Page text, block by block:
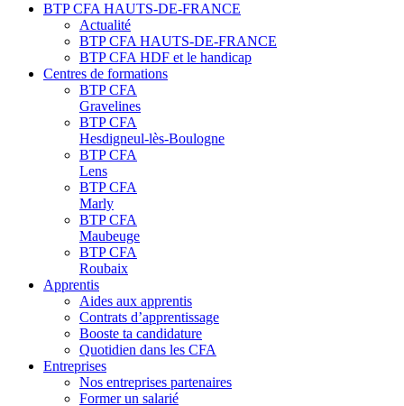
BTP CFA HAUTS-DE-FRANCE
Actualité
BTP CFA HAUTS-DE-FRANCE
BTP CFA HDF et le handicap
Centres de formations
BTP CFA
Gravelines
BTP CFA
Hesdigneul-lès-Boulogne
BTP CFA
Lens
BTP CFA
Marly
BTP CFA
Maubeuge
BTP CFA
Roubaix
Apprentis
Aides aux apprentis
Contrats d’apprentissage
Booste ta candidature
Quotidien dans les CFA
Entreprises
Nos entreprises partenaires
Former un salarié